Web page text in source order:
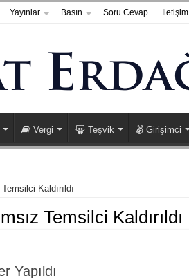
Yayınlar Basın Soru Cevap İletişim
Vergi Teşvik Girişimci
Kaldırıldı
Temsilci Kaldırıldı
Yapıldı